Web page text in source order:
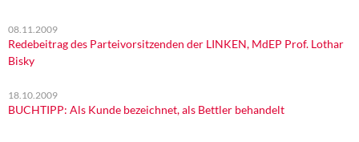
08.11.2009
Redebeitrag des Parteivorsitzenden der LINKEN, MdEP Prof. Lothar
Bisky
18.10.2009
BUCHTIPP: Als Kunde bezeichnet, als Bettler behandelt